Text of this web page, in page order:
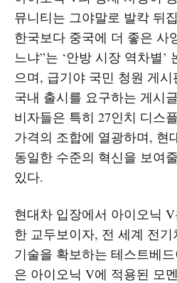
뮤니티는 그야말로 발칵 뒤
한국보다 중국에 더 좋은 사
느냐”는 ‘안방 시장 역차별’
으며, 급기야 국민 청원 게
국내 출시를 요구하는 게시
비자들은 특히 27인치 디스
가격의 조합에 열광하며, 현
동일한 수준의 혁신을 보여
있다.
현대차 입장에서 아이오닉
한 교두보이자, 전 세계 전
기술을 확보하는 테스트베
은 아이오닉 V에 적용된 모